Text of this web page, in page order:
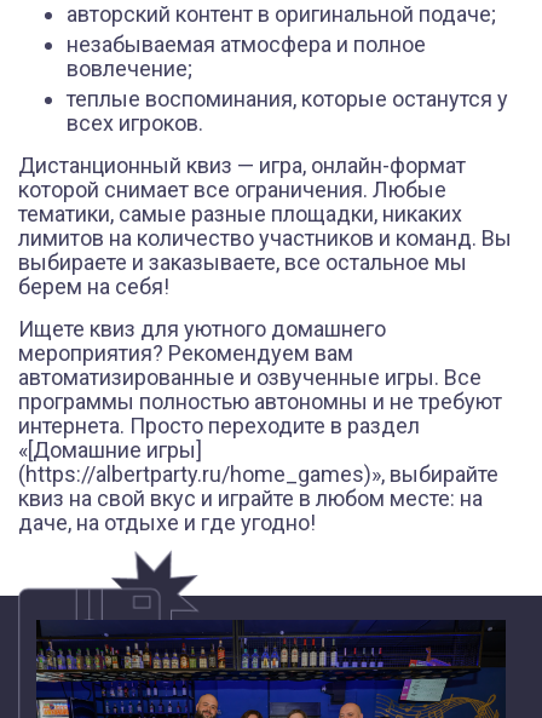
авторский контент в оригинальной подаче;
незабываемая атмосфера и полное
вовлечение;
теплые воспоминания, которые останутся у
всех игроков.
Дистанционный квиз — игра, онлайн-формат
которой снимает все ограничения. Любые
тематики, самые разные площадки, никаких
лимитов на количество участников и команд. Вы
выбираете и заказываете, все остальное мы
берем на себя!
Ищете квиз для уютного домашнего
мероприятия? Рекомендуем вам
автоматизированные и озвученные игры. Все
программы полностью автономны и не требуют
интернета. Просто переходите в раздел
«[Домашние игры]
(https://albertparty.ru/home_games)», выбирайте
квиз на свой вкус и играйте в любом месте: на
даче, на отдыхе и где угодно!
Основной альбом
СМОТРЕТЬ ВСЕ ФОТО